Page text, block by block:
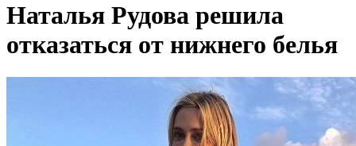
Наталья Рудова решила
отказаться от нижнего белья